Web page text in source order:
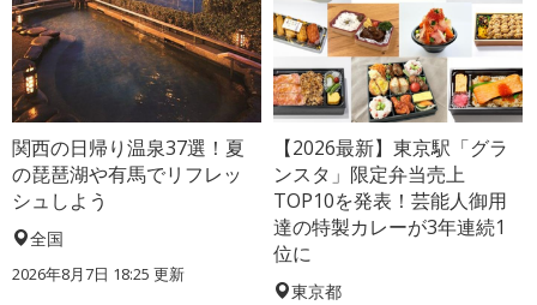
関西の日帰り温泉37選！夏
の琵琶湖や有馬でリフレッ
シュしよう
全国
2026年8月7日 18:25 更新
【2026最新】東京駅「グラ
ンスタ」限定弁当売上
TOP10を発表！芸能人御用
達の特製カレーが3年連続1
位に
東京都